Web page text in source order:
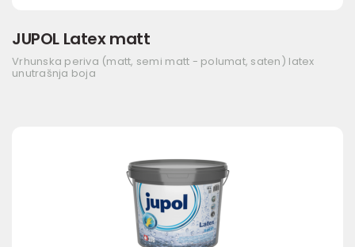
JUPOL Latex matt
Vrhunska periva (matt, semi matt - polumat, saten) latex
unutrašnja boja